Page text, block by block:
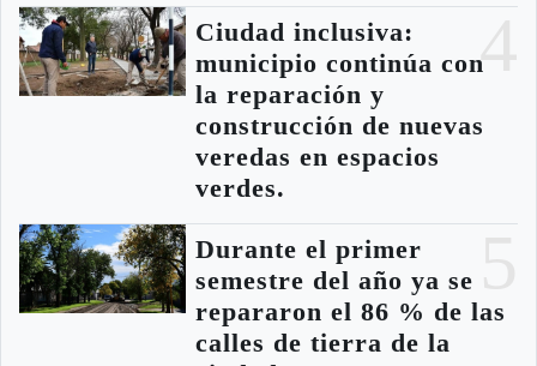
4
Ciudad inclusiva:
municipio continúa con
la reparación y
construcción de nuevas
veredas en espacios
verdes.
Durante el primer
semestre del año ya se
repararon el 86 % de las
calles de tierra de la